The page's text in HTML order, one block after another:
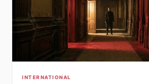
INTERNATIONAL